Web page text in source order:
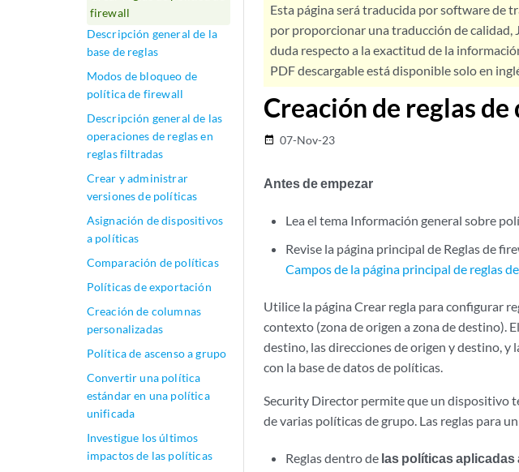
firewall
Descripción general de la
base de reglas
Modos de bloqueo de
política de firewall
Descripción general de las
operaciones de reglas en
reglas filtradas
Crear y administrar
versiones de políticas
Asignación de dispositivos
a políticas
Comparación de políticas
Políticas de exportación
Creación de columnas
personalizadas
Política de ascenso a grupo
Convertir una política
estándar en una política
unificada
Investigue los últimos
impactos de las políticas
Esta página será traducida por software de
por proporcionar una traducción de calidad,
duda respecto a la exactitud de la
PDF descargable está disponible solo en
Creación de reglas
date_range 07-Nov-23
Antes de empezar
Lea el tema Información general sobre
Revise la página principal de Reglas de
Campos de la página principal de reglas
Utilice la página Crear regla para configurar
contexto (zona de origen a zona de destino).
destino, las direcciones de origen y destino,
con la base de datos de políticas.
Security Director permite que un dispositivo
de varias políticas de grupo. Las reglas para
Reglas dentro de las políticas